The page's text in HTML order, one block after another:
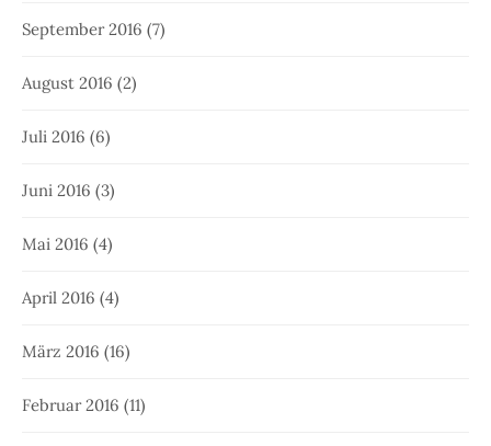
September 2016 (7)
August 2016 (2)
Juli 2016 (6)
Juni 2016 (3)
Mai 2016 (4)
April 2016 (4)
März 2016 (16)
Februar 2016 (11)